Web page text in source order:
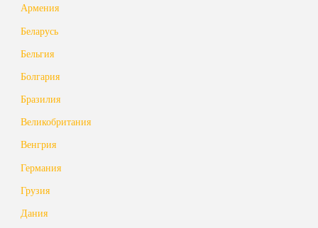
Армения
Беларусь
Бельгия
Болгария
Бразилия
Великобритания
Венгрия
Германия
Грузия
Дания